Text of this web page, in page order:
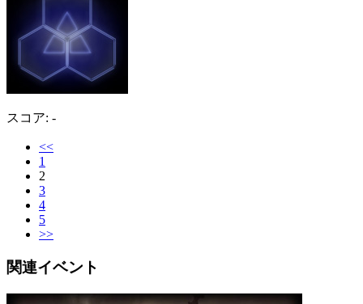
スコア: -
<<
1
2
3
4
5
>>
関連イベント